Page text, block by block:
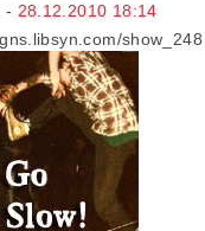
- 28.12.2010 18:14
show_248